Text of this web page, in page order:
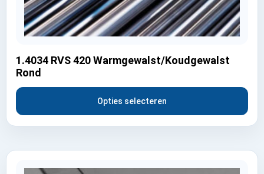
1.4034 RVS 420 Warmgewalst/Koudgewalst
Rond
Opties selecteren